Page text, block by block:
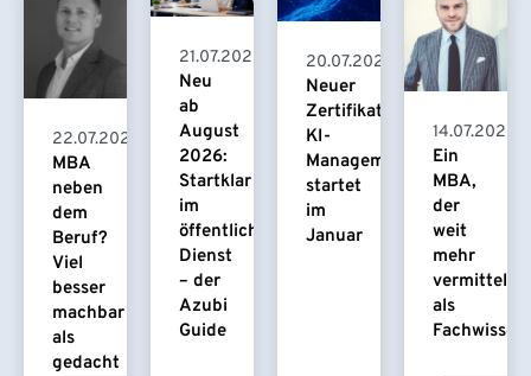
22.07.2026
MBA
neben
dem
Beruf?
Viel
besser
machbar
als
gedacht
21.07.2026
Neu
ab
August
2026:
Startklar
im
öffentlichen
Dienst
– der
Azubi
Guide
20.07.2026
Neuer
Zertifikatskurs
KI-
Management
startet
im
Januar
14.07.2026
Ein
MBA,
der
weit
mehr
vermittelt
als
Fachwissen